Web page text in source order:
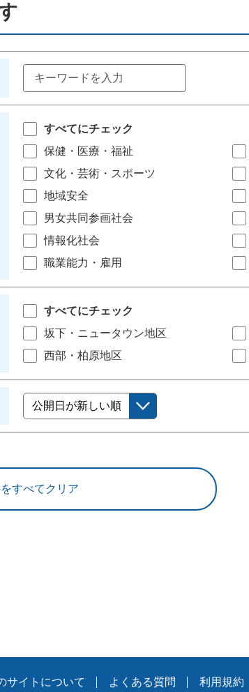
すべてにチェック
保健・医療・福祉
文化・芸術・スポーツ
地域安全
男女共同参画社会
情報化社会
職業能力・雇用
すべてにチェック
坂下・ニュータウン地区
西部・柏原地区
サイトについて よくある質問 利用規約